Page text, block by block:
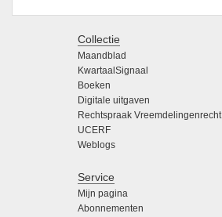
Collectie
Maandblad
KwartaalSignaal
Boeken
Digitale uitgaven
Rechtspraak Vreemdelingenrecht
UCERF
Weblogs
Service
Mijn pagina
Abonnementen